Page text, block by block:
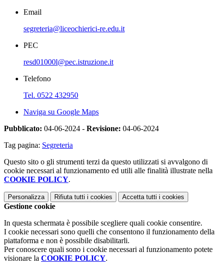
Email
segreteria@liceochierici-re.edu.it
PEC
resd01000l@pec.istruzione.it
Telefono
Tel. 0522 432950
Naviga su Google Maps
Pubblicato: 04-06-2024 - Revisione: 04-06-2024
Tag pagina: Segreteria
Questo sito o gli strumenti terzi da questo utilizzati si avvalgono di
cookie necessari al funzionamento ed utili alle finalità illustrate nella
COOKIE POLICY.
Personalizza Rifiuta tutti i cookies Accetta tutti i cookies
Gestione cookie
In questa schermata è possibile scegliere quali cookie consentire.
I cookie necessari sono quelli che consentono il funzionamento della
piattaforma e non è possibile disabilitarli.
Per conoscere quali sono i cookie necessari al funzionamento potete
visionare la COOKIE POLICY.